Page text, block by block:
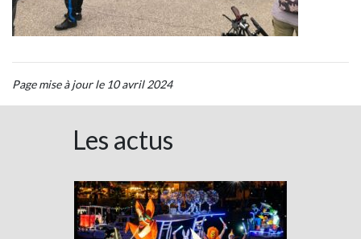
Page mise à jour le 10 avril 2024
Les actus